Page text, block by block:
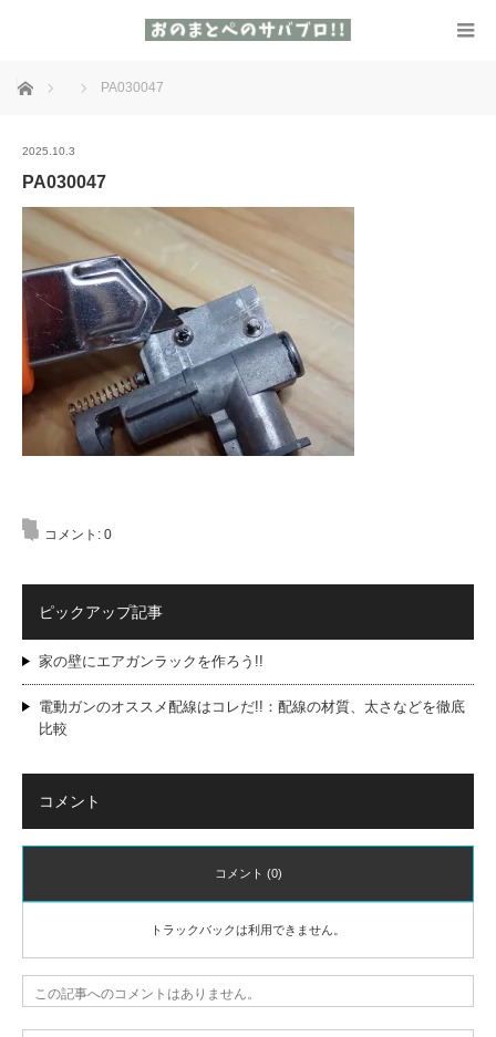
ホーム PA030047
2025.10.3
PA030047
コメント: 0
ピックアップ記事
家の壁にエアガンラックを作ろう!!
電動ガンのオススメ配線はコレだ!!：配線の材質、太さなどを徹底
比較
コメント
コメント (0)
トラックバックは利用できません。
この記事へのコメントはありません。